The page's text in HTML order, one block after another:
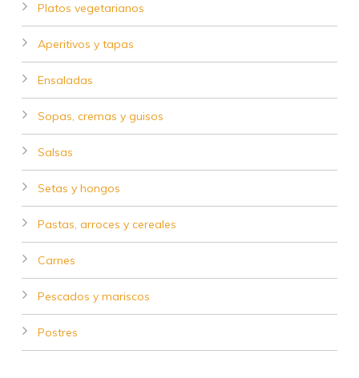
Platos vegetarianos
Aperitivos y tapas
Ensaladas
Sopas, cremas y guisos
Salsas
Setas y hongos
Pastas, arroces y cereales
Carnes
Pescados y mariscos
Postres